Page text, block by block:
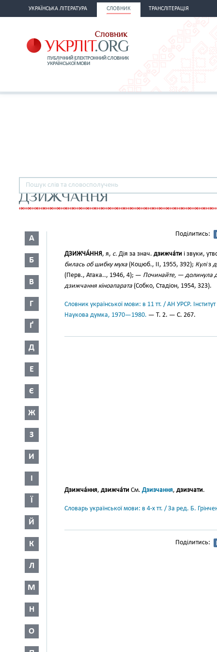
УКРАЇНСЬКА ЛІТЕРАТУРА СЛОВНИК ТРАНСЛІТЕРАЦІЯ
ДЗИЖЧАННЯ
А
Б
В
Г
Ґ
Д
Е
Є
Ж
З
И
І
Ї
Й
К
Л
М
Н
О
Поділитись:
ДЗИЖЧА́ННЯ, я, с. Дія за знач. дзижча́ти і звуки,
билась об шибку муха (Коцюб., II, 1955, 392); Куліз
(Перв., Атака.., 1946, 4); — Починайте, — долинула
дзижчання кіноапарата (Собко, Стадіон, 1954, 323).
Словник української мови: в 11 тт. / АН УРСР.
Наукова думка, 1970—1980. — Т. 2. — С. 267.
Дзижча́ння, дзижча́ти См. Дзизчання, дзизчати.
Словарь української мови: в 4-х тт. / За ред. Б.
Поділитись: